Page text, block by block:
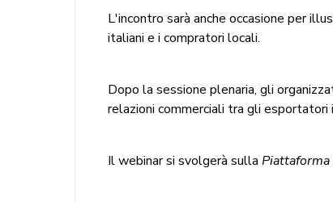
L'incontro sarà anche occasione per
italiani e i compratori locali.
Dopo la sessione plenaria, gli
relazioni commerciali tra gli esportatori
Il webinar si svolgerà sulla Piattaforma